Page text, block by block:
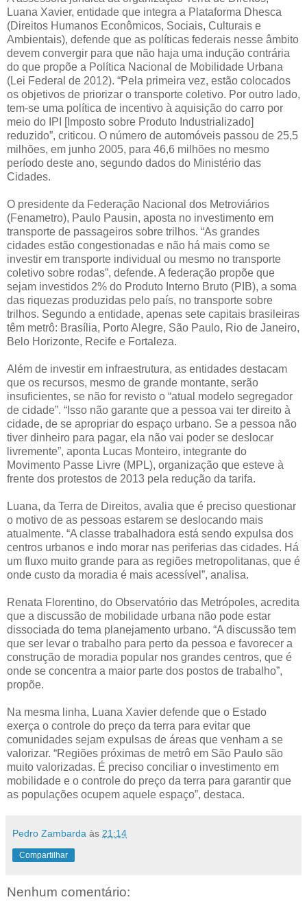
Luana Xavier, entidade que integra a Plataforma Dhesca
(Direitos Humanos Econômicos, Sociais, Culturais e
Ambientais), defende que as políticas federais nesse âmbito
devem convergir para que não haja uma indução contrária
do que propõe a Política Nacional de Mobilidade Urbana
(Lei Federal de 2012). “Pela primeira vez, estão colocados
os objetivos de priorizar o transporte coletivo. Por outro lado,
tem-se uma política de incentivo à aquisição do carro por
meio do IPI [Imposto sobre Produto Industrializado]
reduzido”, criticou. O número de automóveis passou de 25,5
milhões, em junho 2005, para 46,6 milhões no mesmo
período deste ano, segundo dados do Ministério das
Cidades.
O presidente da Federação Nacional dos Metroviários
(Fenametro), Paulo Pausin, aposta no investimento em
transporte de passageiros sobre trilhos. “As grandes
cidades estão congestionadas e não há mais como se
investir em transporte individual ou mesmo no transporte
coletivo sobre rodas”, defende. A federação propõe que
sejam investidos 2% do Produto Interno Bruto (PIB), a soma
das riquezas produzidas pelo país, no transporte sobre
trilhos. Segundo a entidade, apenas sete capitais brasileiras
têm metrô: Brasília, Porto Alegre, São Paulo, Rio de Janeiro,
Belo Horizonte, Recife e Fortaleza.
Além de investir em infraestrutura, as entidades destacam
que os recursos, mesmo de grande montante, serão
insuficientes, se não for revisto o “atual modelo segregador
de cidade”. “Isso não garante que a pessoa vai ter direito à
cidade, de se apropriar do espaço urbano. Se a pessoa não
tiver dinheiro para pagar, ela não vai poder se deslocar
livremente”, aponta Lucas Monteiro, integrante do
Movimento Passe Livre (MPL), organização que esteve à
frente dos protestos de 2013 pela redução da tarifa.
Luana, da Terra de Direitos, avalia que é preciso questionar
o motivo de as pessoas estarem se deslocando mais
atualmente. “A classe trabalhadora está sendo expulsa dos
centros urbanos e indo morar nas periferias das cidades. Há
um fluxo muito grande para as regiões metropolitanas, que é
onde custo da moradia é mais acessível”, analisa.
Renata Florentino, do Observatório das Metrópoles, acredita
que a discussão de mobilidade urbana não pode estar
dissociada do tema planejamento urbano. “A discussão tem
que ser levar o trabalho para perto da pessoa e favorecer a
construção de moradia popular nos grandes centros, que é
onde se concentra a maior parte dos postos de trabalho”,
propõe.
Na mesma linha, Luana Xavier defende que o Estado
exerça o controle do preço da terra para evitar que
comunidades sejam expulsas de áreas que venham a se
valorizar. “Regiões próximas de metrô em São Paulo são
muito valorizadas. É preciso conciliar o investimento em
mobilidade e o controle do preço da terra para garantir que
as populações ocupem aquele espaço”, destaca.
Pedro Zambarda às 21:14
Compartilhar
Nenhum comentário: